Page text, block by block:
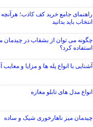
راهنمای جامع خرید کف کاذب؛ هرآنچه
انتخاب باید بدانید
چگونه می توان از بشقاب در چیدمان
استفاده کرد؟
آشنایی با انواع پله ها و مزایا و معایب
انواع مدل های تابلو مغازه
چیدمان میز ناهارخوری شیک و ساده